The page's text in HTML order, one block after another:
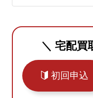
＼ 宅配買
初回申込